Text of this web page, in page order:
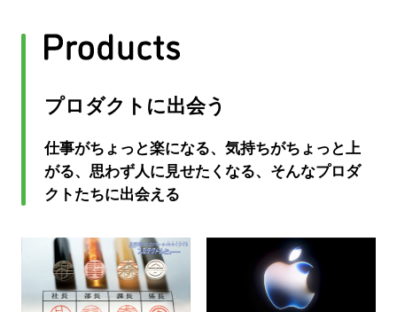
プロダクトに出会う
仕事がちょっと楽になる、気持ちがちょっと上
がる、思わず人に見せたくなる、そんなプロダ
クトたちに出会える